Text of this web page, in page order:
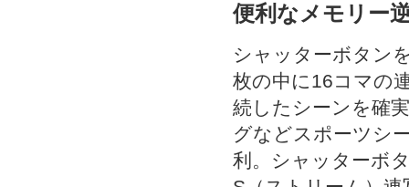
便利なメモリー
シャッターボタン
枚の中に16コマの
続したシーンを確
グなどスポーツシ
利。シャッターボ